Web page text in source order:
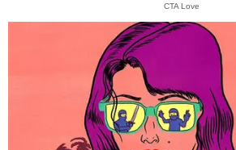
CTA Love